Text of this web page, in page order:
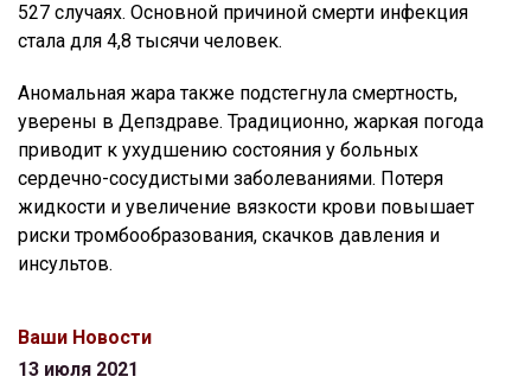
527 случаях. Основной причиной смерти инфекция
стала для 4,8 тысячи человек.
Аномальная жара также подстегнула смертность,
уверены в Депздраве. Традиционно, жаркая погода
приводит к ухудшению состояния у больных
сердечно-сосудистыми заболеваниями. Потеря
жидкости и увеличение вязкости крови повышает
риски тромбообразования, скачков давления и
инсультов.
Ваши Новости
13 июля 2021